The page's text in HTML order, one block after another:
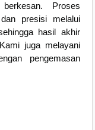
Proses
presisi melalui
hasil akhir
juga melayani
pengemasan